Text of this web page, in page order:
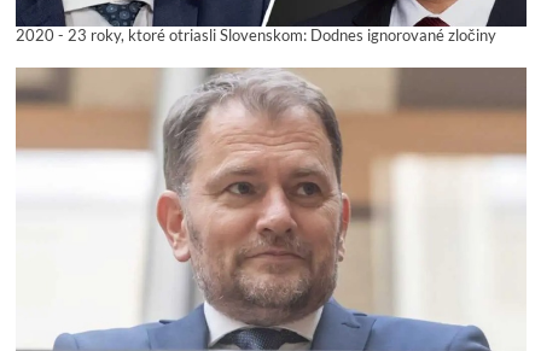
2020 - 23 roky, ktoré otriasli Slovenskom: Dodnes ignorované zločiny